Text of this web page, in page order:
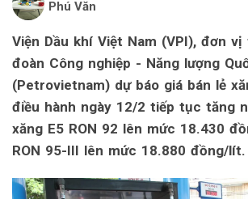
Phú Văn
Viện Dầu khí Việt Nam (VPI), đơn
đoàn Công nghiệp - Năng lượng
(Petrovietnam) dự báo giá bán lẻ
điều hành ngày 12/2 tiếp tục tăng
xăng E5 RON 92 lên mức 18.430
RON 95-III lên mức 18.880 đồng/lít.